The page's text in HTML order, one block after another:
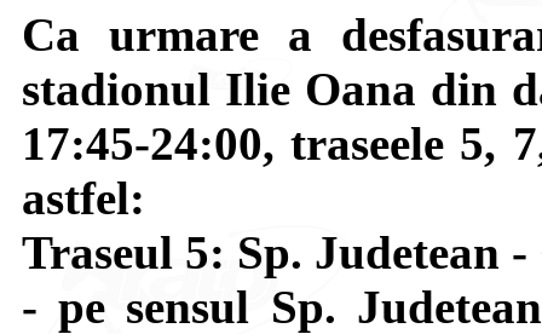
Ca urmare a
stadionul Ilie Oana din
17:45-24:00, traseele 5,
astfel:
Traseul 5: Sp. Judetean
- pe sensul Sp.